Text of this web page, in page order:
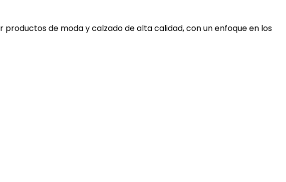
de moda y calzado de alta calidad, con un enfoque en los